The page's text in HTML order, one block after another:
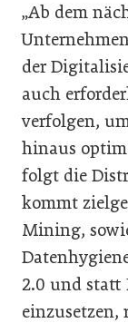
„Ab dem
der
auch
verfolgen,
hinaus
folgt die
kommt
Mining,
2.0 und statt
einzusetzen,